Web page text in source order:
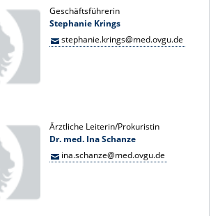
Geschäftsführerin
Stephanie Krings
stephanie.krings@med.ovgu.de
Ärztliche Leiterin/Prokuristin
Dr. med. Ina Schanze
ina.schanze@med.ovgu.de